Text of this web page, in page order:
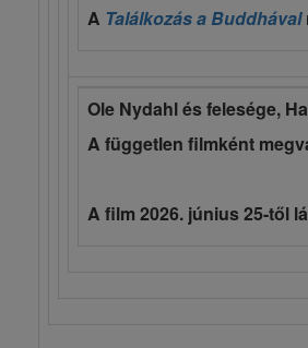
A Találkozás a Buddhával
Ole Nydahl és felesége,
A független filmként
A film 2026. június 25-től